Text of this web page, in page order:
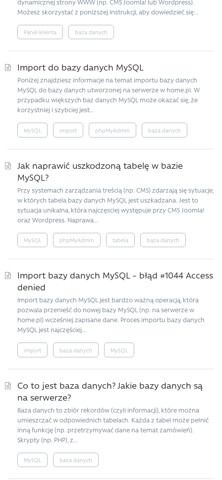
Możesz skorzystać z poniższej instrukcji, aby dowiedzieć się...
Panel klienta baza danych
Import do bazy danych MySQL
Poniżej znajdziesz informacje na temat importu bazy danych
MySQL do bazy danych utworzonej na serwerze w home.pl. W
przypadku większych baz danych MySQL może okazać się, że
korzystniej i szybciej jest...
MySQL import phpMyAdmin baza danych
Jak naprawić uszkodzoną tabelę w bazie
MySQL?
Przy systemach zarządzania treścią (np. CMS) zdarzają się sytuacje,
w których tabela bazy danych MySQL jest uszkadzana. Jest to
sytuacja unikalna, która najczęsciej występuje przy CMS Joomla!
oraz Wordpress. Naprawa...
MySQL phpMyAdmin tabela baza danych
Import bazy danych MySQL – błąd #1044 Access
denied
Import bazy danych MySQL jest bardzo ważną operacją, która
pozwala przenieść do nowej bazy MySQL (np. na serwerze w
home.pl) wcześniej zapisane dane. Proces importu bazy danych
MySQL jest najczęściej...
import baza danych MySQL
Co to jest baza danych? Jakie bazy danych są
na serwerze?
Baza danych to zbiór rekordów (czyli informacji), które można
umieszczać w odpowiednich tabelach. Każda z tabel może pełnić
inną funkcję (np. przetrzymywać dane na temat zamówień).
Skrypty (np. PHP), z...
MySQL baza danych